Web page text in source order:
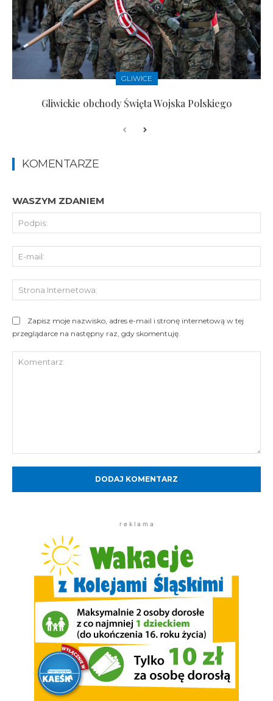
GLIWICE
Gliwickie obchody Święta Wojska Polskiego
KOMENTARZE
WASZYM ZDANIEM
Zapisz moje nazwisko, adres e-mail i stronę internetową w tej
przeglądarce na następny raz, gdy skomentuję.
r e k l a m a